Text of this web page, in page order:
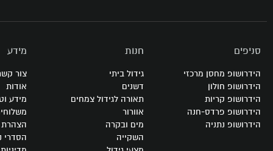
סניפים
הידרושופ מחסן מרכזי
הידרושופ חולון
הידרושופ קריות
הידרושופ פרדס-חנה
הידרושופ נתניה
חנות
גידול ביתי
דשנים
תאורה לגידול צמחים
אוורור
מים ובקרה
השקייה
מידע
צור
אודות
מידע
הצהרת
הסדרי